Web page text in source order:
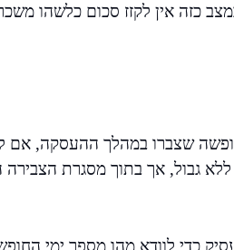
כזה אין לקזז סכום כלשהו משכר
שצברו במהלך ההעסקה,
גבול, אך בתוך מסגרת הצבירה
כדי לוודא מהו מספר ימי